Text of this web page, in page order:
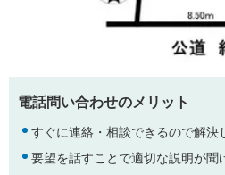
電話問い合わせのメリット
すぐに連絡・相談できるので解決
要望を話すことで適切な説明が聞